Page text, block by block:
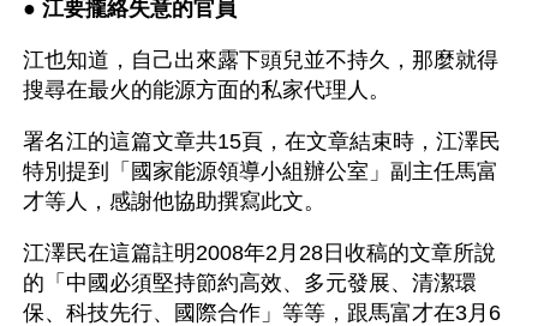
● 江要攏絡失意的官員
江也知道，自己出來露下頭兒並不持久，那麼就得
搜尋在最火的能源方面的私家代理人。
署名江的這篇文章共15頁，在文章結束時，江澤民
特別提到「國家能源領導小組辦公室」副主任馬富
才等人，感謝他協助撰寫此文。
江澤民在這篇註明2008年2月28日收稿的文章所說
的「中國必須堅持節約高效、多元發展、清潔環
保、科技先行、國際合作」等等，跟馬富才在3月6